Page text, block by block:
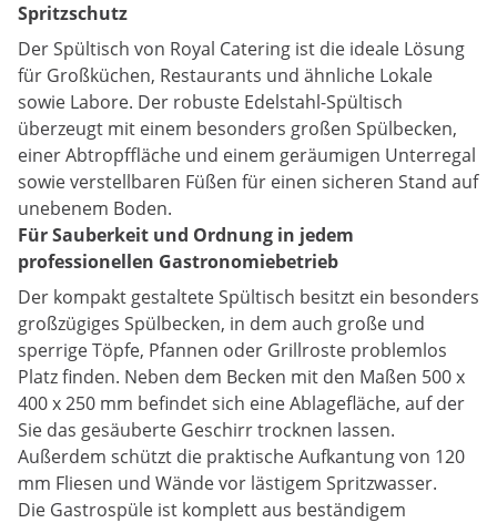
Spritzschutz
Der Spültisch von Royal Catering ist die ideale Lösung
für Großküchen, Restaurants und ähnliche Lokale
sowie Labore. Der robuste Edelstahl-Spültisch
überzeugt mit einem besonders großen Spülbecken,
einer Abtropffläche und einem geräumigen Unterregal
sowie verstellbaren Füßen für einen sicheren Stand auf
unebenem Boden.
Für Sauberkeit und Ordnung in jedem
professionellen Gastronomiebetrieb
Der kompakt gestaltete Spültisch besitzt ein besonders
großzügiges Spülbecken, in dem auch große und
sperrige Töpfe, Pfannen oder Grillroste problemlos
Platz finden. Neben dem Becken mit den Maßen 500 x
400 x 250 mm befindet sich eine Ablagefläche, auf der
Sie das gesäuberte Geschirr trocknen lassen.
Außerdem schützt die praktische Aufkantung von 120
mm Fliesen und Wände vor lästigem Spritzwasser.
Die Gastrospüle ist komplett aus beständigem